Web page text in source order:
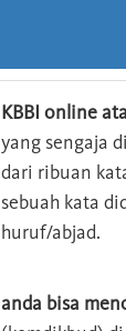
KBBI online
yang sengaja
dari ribuan
sebuah kata
huruf/abjad.
anda bisa